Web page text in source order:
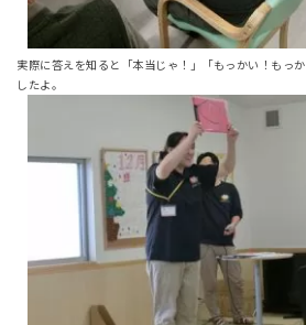
実際に答えを知ると「本当じゃ！」「もっかい！もっ
したよ。